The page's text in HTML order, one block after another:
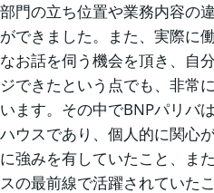
部門の立ち位置や業務内容の
ができました。また、実際に
なお話を伺う機会を頂き、自
ジできたという点でも、非常
います。その中でBNPパリバ
ハウスであり、個人的に関心
に強みを有していたこと、ま
スの最前線で活躍されていた